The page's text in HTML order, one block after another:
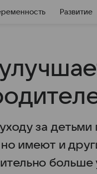
Развитие
за детьми
но имеют и
больше